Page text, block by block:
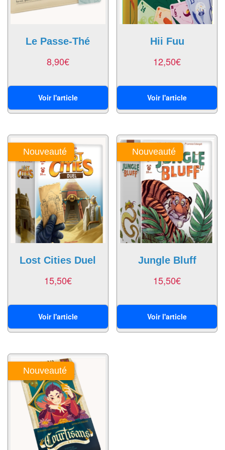
abstraits
Extensions
Accessoires
Backgammon
Jeux
traditionnels
Dominos
Jeu
de
Dames
jeux
Cartes
traditionnelles
de
Dés
Maquettes
Dames
Chinoises
Le Passe-Thé
8,90€
Voir l'article
Hii Fuu
12,50€
Voir l'article
Lost Cities Duel
Nouveauté
15,50€
Voir l'article
Jungle Bluff
Nouveauté
15,50€
Voir l'article
Nouveauté